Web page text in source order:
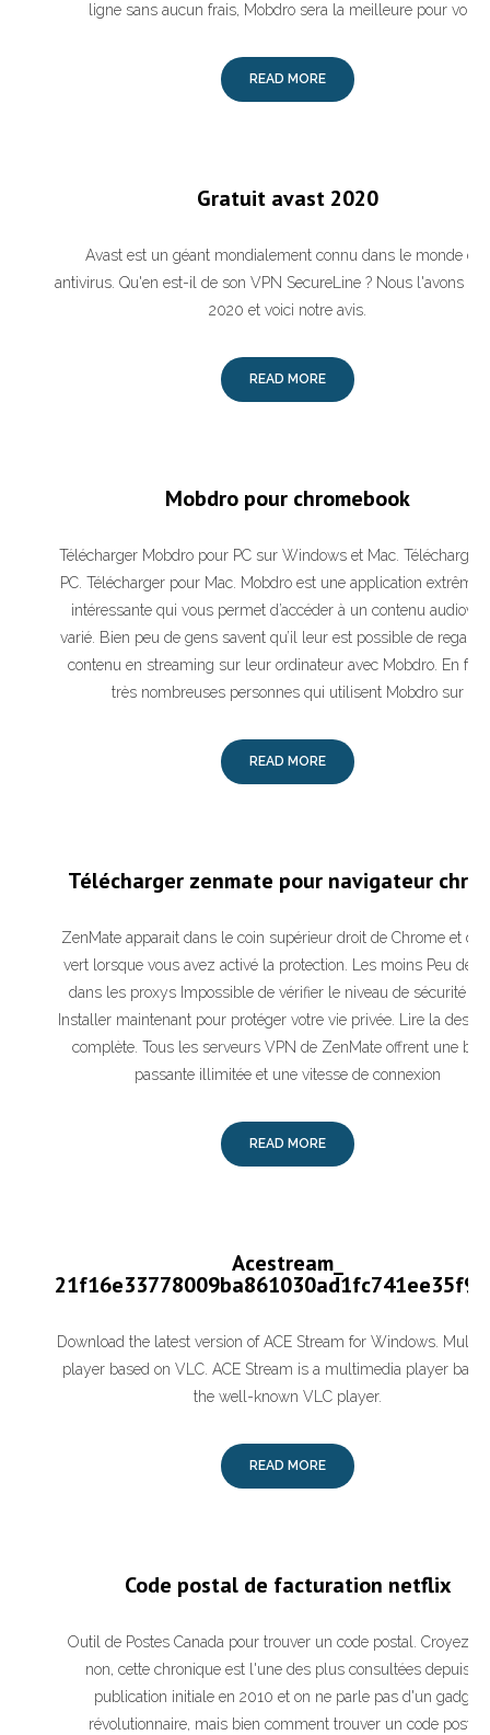
ligne sans aucun frais, Mobdro sera la meilleure pour vous.
READ MORE
Gratuit avast 2020
Avast est un géant mondialement connu dans le monde des
antivirus. Qu'en est-il de son VPN SecureLine ? Nous l'avons
2020 et voici notre avis.
READ MORE
Mobdro pour chromebook
Télécharger Mobdro pour PC sur Windows et Mac. Télécharger
PC. Télécharger pour Mac. Mobdro est une application
intéressante qui vous permet d’accéder à un contenu
varié. Bien peu de gens savent qu’il leur est possible de
contenu en streaming sur leur ordinateur avec Mobdro. En fait,
très nombreuses personnes qui utilisent Mobdro sur
READ MORE
Télécharger zenmate pour navigateur
ZenMate apparait dans le coin supérieur droit de Chrome et
vert lorsque vous avez activé la protection. Les moins Peu de
dans les proxys Impossible de vérifier le niveau de sécurité
Installer maintenant pour protéger votre vie privée. Lire la
complète. Tous les serveurs VPN de ZenMate offrent une
passante illimitée et une vitesse de connexion
READ MORE
Acestream_
Download the latest version of ACE Stream for Windows.
player based on VLC. ACE Stream is a multimedia player
the well-known VLC player.
READ MORE
Code postal de facturation netflix
Outil de Postes Canada pour trouver un code postal. Croyez-
non, cette chronique est l'une des plus consultées depuis sa
publication initiale en 2010 et on ne parle pas d'un gadget
révolutionnaire, mais bien comment trouver un code postal!